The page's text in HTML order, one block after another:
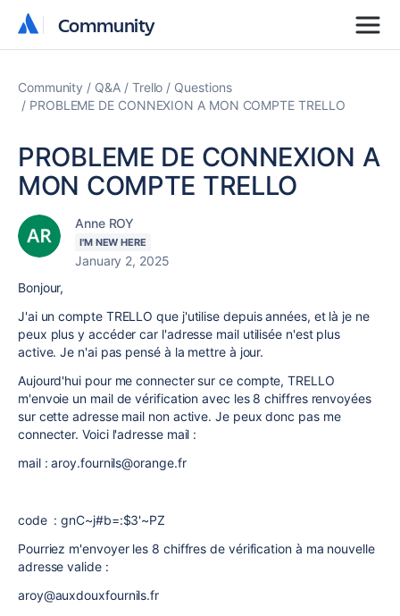
Community
Community
Community Q&A Trello
Questions
PROBLEME DE CONNEXION A MON COMPTE TRELLO
PROBLEME DE CONNEXION A
MON COMPTE TRELLO
Anne ROY
I'M NEW HERE
January 2, 2025
Bonjour,
J'ai un compte TRELLO que j'utilise depuis années, et là je ne
peux plus y accéder car l'adresse mail utilisée n'est plus
active. Je n'ai pas pensé à la mettre à jour.
Aujourd'hui pour me connecter sur ce compte, TRELLO
m'envoie un mail de vérification avec les 8 chiffres renvoyées
sur cette adresse mail non active. Je peux donc pas me
connecter. Voici l'adresse mail :
mail : aroy.fournils@orange.fr
code : gnC~j#b=:$3'~PZ
Pourriez m'envoyer les 8 chiffres de vérification à ma nouvelle
adresse valide :
aroy@auxdouxfournils.fr